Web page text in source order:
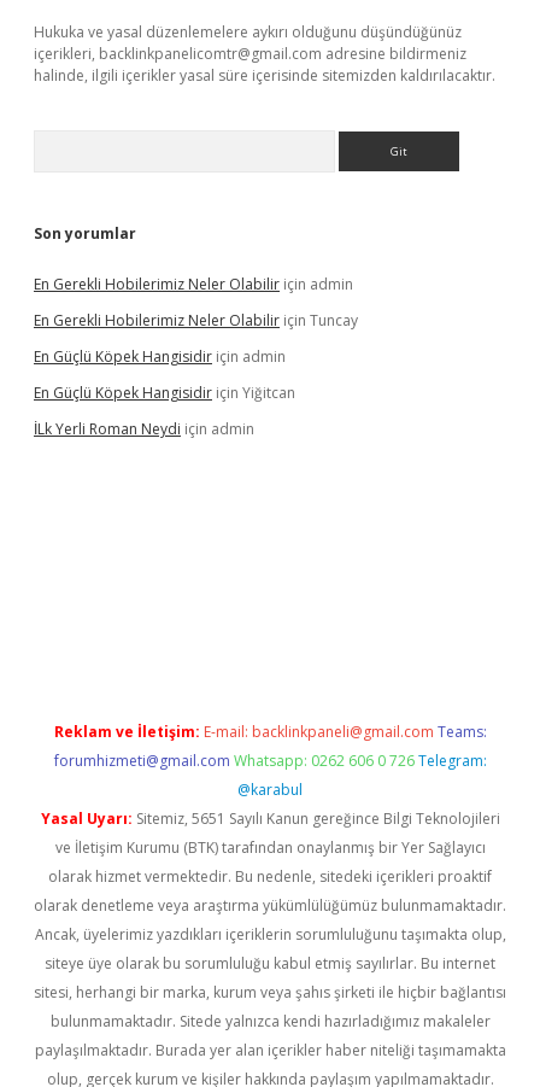
Hukuka ve yasal düzenlemelere aykırı olduğunu düşündüğünüz
içerikleri, backlinkpanelicomtr@gmail.com adresine bildirmeniz
halinde, ilgili içerikler yasal süre içerisinde sitemizden kaldırılacaktır.
Son yorumlar
En Gerekli Hobilerimiz Neler Olabilir için admin
En Gerekli Hobilerimiz Neler Olabilir için Tuncay
En Güçlü Köpek Hangisidir için admin
En Güçlü Köpek Hangisidir için Yiğitcan
İLk Yerli Roman Neydi için admin
Reklam ve İletişim: E-mail: backlinkpaneli@gmail.com Teams:
forumhizmeti@gmail.com Whatsapp: 0262 606 0 726 Telegram:
@karabul
Yasal Uyarı: Sitemiz, 5651 Sayılı Kanun gereğince Bilgi Teknolojileri
ve İletişim Kurumu (BTK) tarafından onaylanmış bir Yer Sağlayıcı
olarak hizmet vermektedir. Bu nedenle, sitedeki içerikleri proaktif
olarak denetleme veya araştırma yükümlülüğümüz bulunmamaktadır.
Ancak, üyelerimiz yazdıkları içeriklerin sorumluluğunu taşımakta olup,
siteye üye olarak bu sorumluluğu kabul etmiş sayılırlar. Bu internet
sitesi, herhangi bir marka, kurum veya şahıs şirketi ile hiçbir bağlantısı
bulunmamaktadır. Sitede yalnızca kendi hazırladığımız makaleler
paylaşılmaktadır. Burada yer alan içerikler haber niteliği taşımamakta
olup, gerçek kurum ve kişiler hakkında paylaşım yapılmamaktadır.